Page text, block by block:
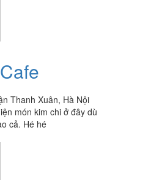
Thanh Xuân, Hà Nội
món kim chi ở đây dù
cả. Hé hé